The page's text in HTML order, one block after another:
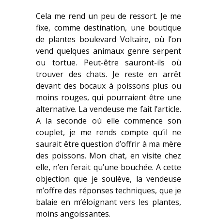
Cela me rend un peu de ressort. Je me
fixe, comme destination, une boutique
de plantes boulevard Voltaire, où l’on
vend quelques animaux genre serpent
ou tortue. Peut-être sauront-ils où
trouver des chats. Je reste en arrêt
devant des bocaux à poissons plus ou
moins rouges, qui pourraient être une
alternative. La vendeuse me fait l’article.
A la seconde où elle commence son
couplet, je me rends compte qu’il ne
saurait être question d’offrir à ma mère
des poissons. Mon chat, en visite chez
elle, n’en ferait qu’une bouchée. A cette
objection que je soulève, la vendeuse
m’offre des réponses techniques, que je
balaie en m’éloignant vers les plantes,
moins angoissantes.